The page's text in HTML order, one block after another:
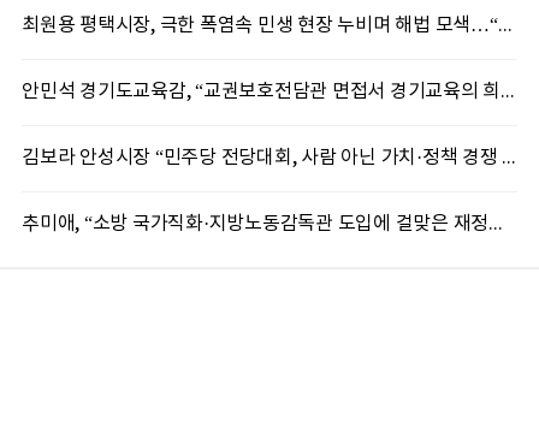
최원용 평택시장, 극한 폭염속 민생 현장 누비며 해법 모색…“현장에 답 있다”
안민석 경기도교육감, “교권보호전담관 면접서 경기교육의 희망 봤다”
김보라 안성시장 “민주당 전당대회, 사람 아닌 가치·정책 경쟁 돼야”
추미애, “소방 국가직화·지방노동감독관 도입에 걸맞은 재정체계 완성해야”